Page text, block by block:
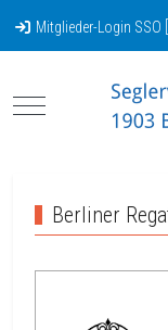
Mitglieder-Login SSO
Mobile Menu Toggle
Berliner